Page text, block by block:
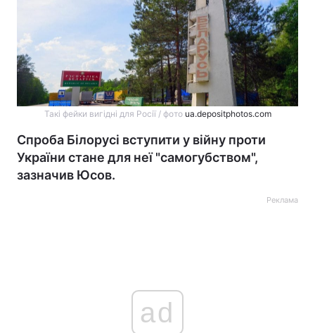
Такі фейки вигідні для Росії / фото ua.depositphotos.com
Спроба Білорусі вступити у війну проти
України стане для неї "самогубством",
зазначив Юсов.
Реклама
ad